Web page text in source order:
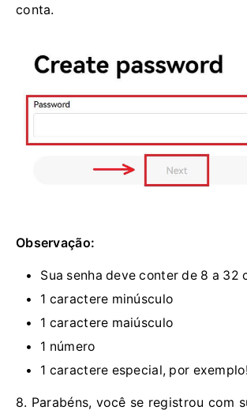
conta.
Observação:
Sua senha deve conter de 8 a 32
1 caractere minúsculo
1 caractere maiúsculo
1 número
1 caractere especial, por
8. Parabéns, você se registrou com